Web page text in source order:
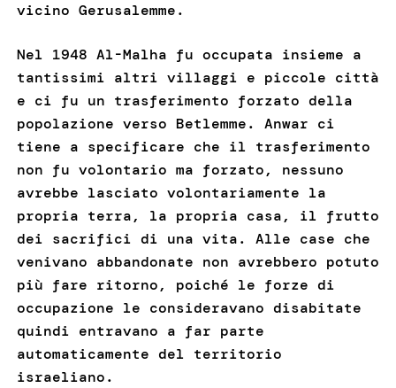
vicino Gerusalemme.
Nel 1948 Al-Malha fu occupata insieme a
tantissimi altri villaggi e piccole città
e ci fu un trasferimento forzato della
popolazione verso Betlemme. Anwar ci
tiene a specificare che il trasferimento
non fu volontario ma forzato, nessuno
avrebbe lasciato volontariamente la
propria terra, la propria casa, il frutto
dei sacrifici di una vita. Alle case che
venivano abbandonate non avrebbero potuto
più fare ritorno, poiché le forze di
occupazione le consideravano disabitate
quindi entravano a far parte
automaticamente del territorio
israeliano.